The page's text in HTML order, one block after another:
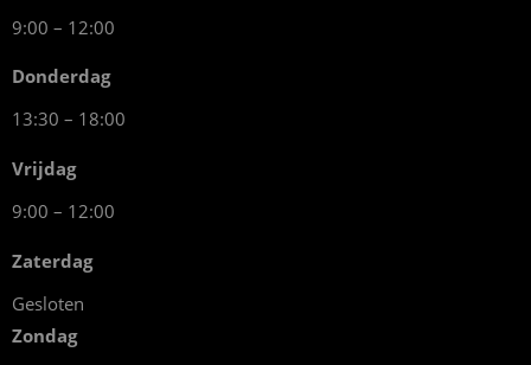
9:00 – 12:00
Donderdag
13:30 – 18:00
Vrijdag
9:00 – 12:00
Zaterdag
Gesloten
Zondag